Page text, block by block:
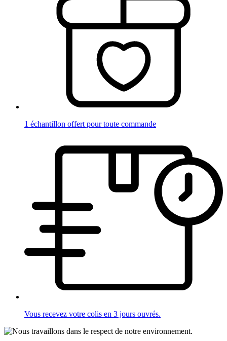
1 échantillon offert pour toute commande
Vous recevez votre colis en 3 jours ouvrés.